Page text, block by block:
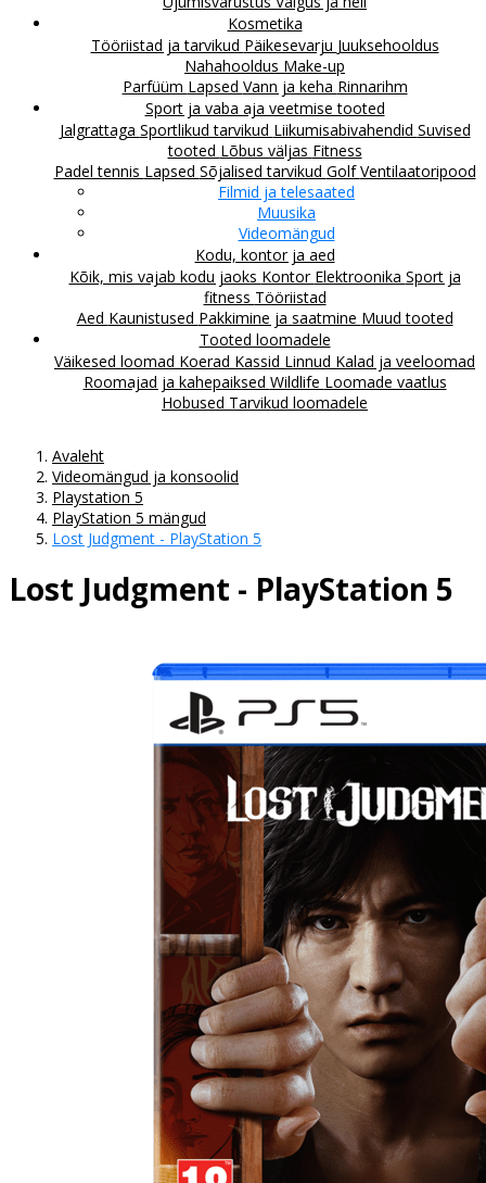
Kosmetika
Tööriistad ja tarvikud Päikesevarju Juuksehooldus
Nahahooldus Make-up
Parfüüm Lapsed Vann ja keha Rinnarihm
Sport ja vaba aja veetmise tooted
Jalgrattaga Sportlikud tarvikud Liikumisabivahendid Suvised
tooted Lõbus väljas Fitness
Padel tennis Lapsed Sõjalised tarvikud GolfVentilaatoripood
Filmid ja telesaated
Muusika
Videomängud
Kodu, kontor ja aed
Kõik, mis vajab kodu jaoks Kontor Elektroonika Sport ja
fitness Tööriistad
Aed Kaunistused Pakkimine ja saatmine Muud tooted
Tooted loomadele
Väikesed loomad Koerad Kassid Linnud Kalad ja veeloomad
Roomajad ja kahepaiksed Wildlife Loomade vaatlus
Hobused Tarvikud loomadele
Avaleht
Videomängud ja konsoolid
Playstation 5
PlayStation 5 mängud
Lost Judgment - PlayStation 5
Lost Judgment - PlayStation 5